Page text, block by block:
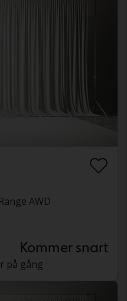
AWD
Kommer snart
på gång